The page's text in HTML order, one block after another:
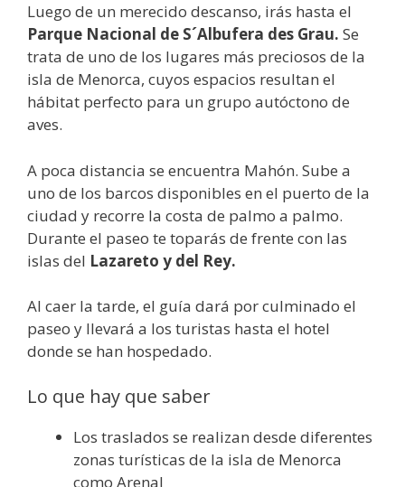
Luego de un merecido descanso, irás hasta el
Parque Nacional de S´Albufera des Grau. Se
trata de uno de los lugares más preciosos de la
isla de Menorca, cuyos espacios resultan el
hábitat perfecto para un grupo autóctono de
aves.
A poca distancia se encuentra Mahón. Sube a
uno de los barcos disponibles en el puerto de la
ciudad y recorre la costa de palmo a palmo.
Durante el paseo te toparás de frente con las
islas del Lazareto y del Rey.
Al caer la tarde, el guía dará por culminado el
paseo y llevará a los turistas hasta el hotel
donde se han hospedado.
Lo que hay que saber
Los traslados se realizan desde diferentes
zonas turísticas de la isla de Menorca
como Arenal